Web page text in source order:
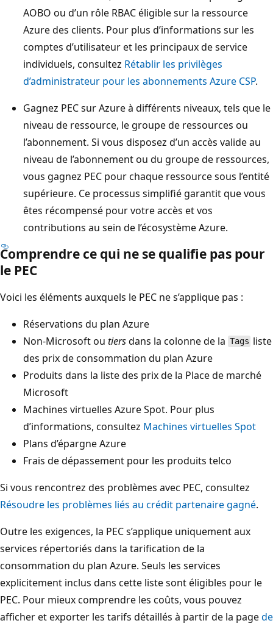
AOBO ou d’un rôle RBAC éligible sur la ressource
Azure des clients. Pour plus d’informations sur les
comptes d’utilisateur et les principaux de service
individuels, consultez Rétablir les privilèges
d’administrateur pour les abonnements Azure CSP.
Gagnez PEC sur Azure à différents niveaux, tels que le
niveau de ressource, le groupe de ressources ou
l’abonnement. Si vous disposez d’un accès valide au
niveau de l’abonnement ou du groupe de ressources,
vous gagnez PEC pour chaque ressource sous l’entité
supérieure. Ce processus simplifié garantit que vous
êtes récompensé pour votre accès et vos
contributions au sein de l’écosystème Azure.
Comprendre ce qui ne se qualifie pas pour
le PEC
Voici les éléments auxquels le PEC ne s’applique pas :
Réservations du plan Azure
Non-Microsoft ou tiersdans la colonne de la Tags liste
des prix de consommation du plan Azure
Produits dans la liste des prix de la Place de marché
Microsoft
Machines virtuelles Azure Spot. Pour plus
d’informations, consultez Machines virtuelles Spot
Plans d’épargne Azure
Frais de dépassement pour les produits telco
Si vous rencontrez des problèmes avec PEC, consultez
Résoudre les problèmes liés au crédit partenaire gagné.
Outre les exigences, la PEC s’applique uniquement aux
services répertoriés dans la tarification de la
consommation du plan Azure. Seuls les services
explicitement inclus dans cette liste sont éligibles pour le
PEC. Pour mieux comprendre les coûts, vous pouvez
afficher et exporter les tarifs détaillés à partir de la pagede